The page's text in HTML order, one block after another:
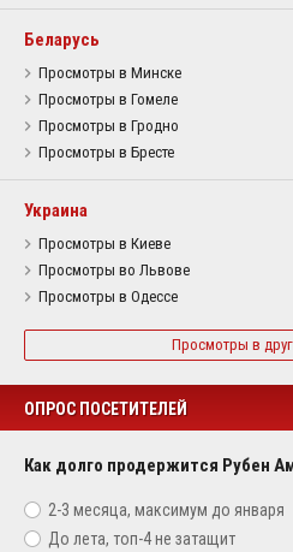
Беларусь
Просмотры в Минске
Просмотры в Гомеле
Просмотры в Гродно
Просмотры в Бресте
Украина
Просмотры в Киеве
Просмотры во Львове
Просмотры в Одессе
Просмотры в
ОПРОС ПОСЕТИТЕЛЕЙ
Как долго продержится Рубен
2-3 месяца, максимум до января
До лета, топ-4 не затащит